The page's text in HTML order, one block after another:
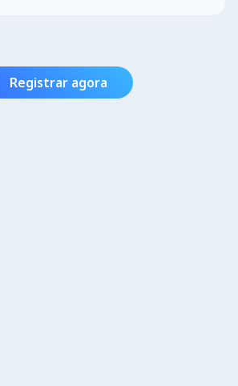
Registrar agora